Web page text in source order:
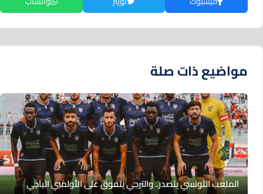
مواضيع ذات صلة
الملعب التونسي يتصدر.. والترجي يتفوق على الأولمبي الباجي‎